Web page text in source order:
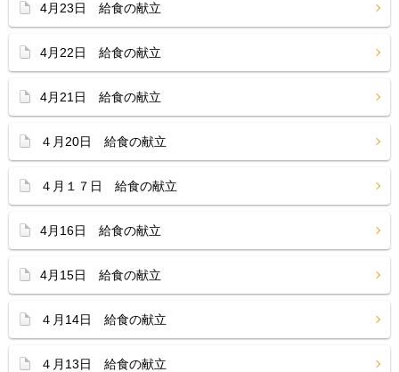
4月23日 給食の献立
4月22日 給食の献立
4月21日 給食の献立
４月20日 給食の献立
４月１７日 給食の献立
4月16日 給食の献立
4月15日 給食の献立
４月14日 給食の献立
４月13日 給食の献立